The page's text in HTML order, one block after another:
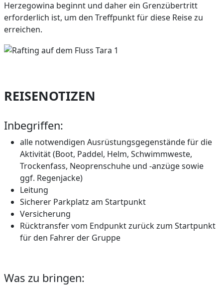
Herzegowina beginnt und daher ein Grenzübertritt
erforderlich ist, um den Treffpunkt für diese Reise zu
erreichen.
REISENOTIZEN
Inbegriffen:
alle notwendigen Ausrüstungsgegenstände für die
Aktivität (Boot, Paddel, Helm, Schwimmweste,
Trockenfass, Neoprenschuhe und -anzüge sowie
ggf. Regenjacke)
Leitung
Sicherer Parkplatz am Startpunkt
Versicherung
Rücktransfer vom Endpunkt zurück zum Startpunkt
für den Fahrer der Gruppe
Was zu bringen: